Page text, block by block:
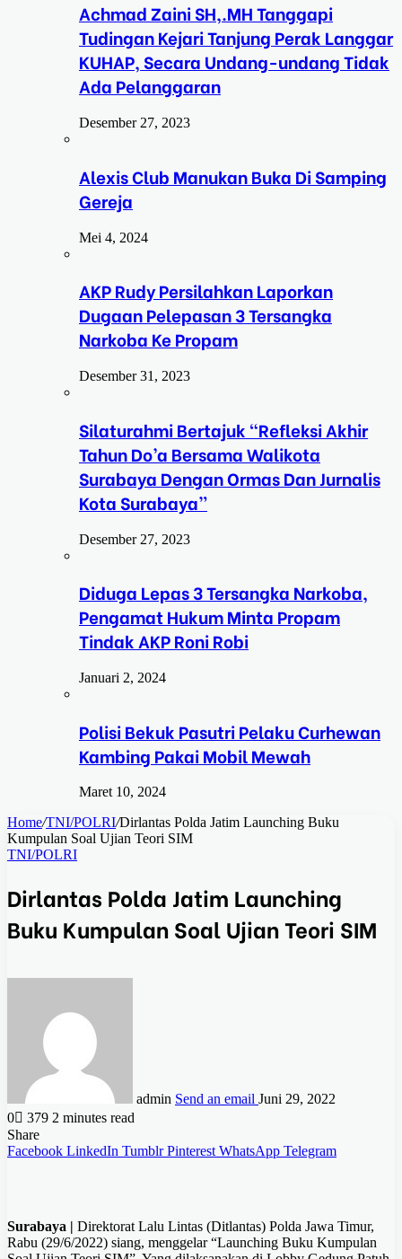
Achmad Zaini SH,.MH Tanggapi
Tudingan Kejari Tanjung Perak Langgar
KUHAP, Secara Undang-undang Tidak
Ada Pelanggaran
Desember 27, 2023
Alexis Club Manukan Buka Di Samping
Gereja
Mei 4, 2024
AKP Rudy Persilahkan Laporkan
Dugaan Pelepasan 3 Tersangka
Narkoba Ke Propam
Desember 31, 2023
Silaturahmi Bertajuk “Refleksi Akhir
Tahun Do’a Bersama Walikota
Surabaya Dengan Ormas Dan Jurnalis
Kota Surabaya”
Desember 27, 2023
Diduga Lepas 3 Tersangka Narkoba,
Pengamat Hukum Minta Propam
Tindak AKP Roni Robi
Januari 2, 2024
Polisi Bekuk Pasutri Pelaku Curhewan
Kambing Pakai Mobil Mewah
Maret 10, 2024
Home/TNI/POLRI/Dirlantas Polda Jatim Launching Buku
Kumpulan Soal Ujian Teori SIM
TNI/POLRI
Dirlantas Polda Jatim Launching
Buku Kumpulan Soal Ujian Teori SIM
admin Send an email Juni 29, 2022
0
379 2 minutes read
Share
Facebook LinkedIn Tumblr Pinterest WhatsApp Telegram
Surabaya | Direktorat Lalu Lintas (Ditlantas) Polda Jawa Timur,
Rabu (29/6/2022) siang, menggelar “Launching Buku Kumpulan